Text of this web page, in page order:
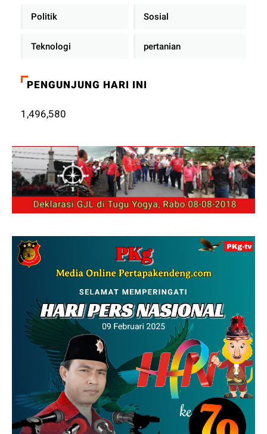
Politik Sosial
Teknologi pertanian
PENGUNJUNG HARI INI
1,496,580